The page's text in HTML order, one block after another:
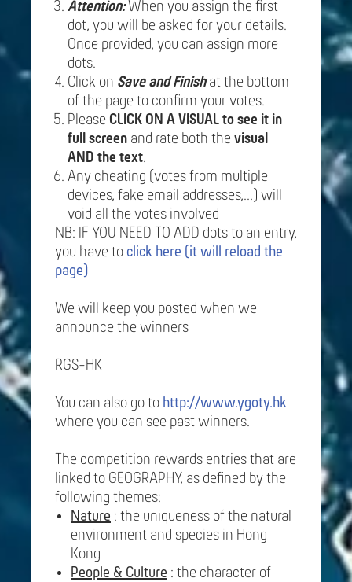
Attention:When you assign the first
dot, you will be asked for your details.
Once provided, you can assign more
dots.
Click on Save and Finishat the bottom
of the page to confirm your votes.
Please CLICK ON A VISUAL to see it in
full screen and rate both the visual
AND the text.
Any cheating (votes from multiple
devices, fake email addresses,...) will
void all the votes involved
NB: IF YOU NEED TO ADD dots to an entry,
you have to click here (it will reload the
page)
We will keep you posted when we
announce the winners
RGS-HK
You can also go to http://www.ygoty.hk
where you can see past winners.
The competition rewards entries that are
linked to GEOGRAPHY, as defined by the
following themes:
Nature : the uniqueness of the natural
environment and species in Hong
Kong
People & Culture : the character of